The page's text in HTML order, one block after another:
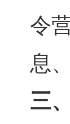
令
息
三